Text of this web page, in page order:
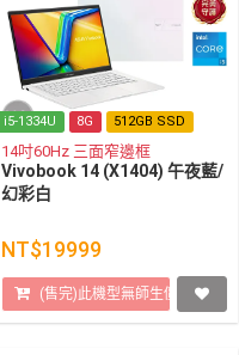
i5-1334U 8G 512GB SSD
14吋60Hz 三面窄邊框
Vivobook 14 (X1404) 午夜藍/
幻彩白
NT$19999
(售完)此機型無師生價